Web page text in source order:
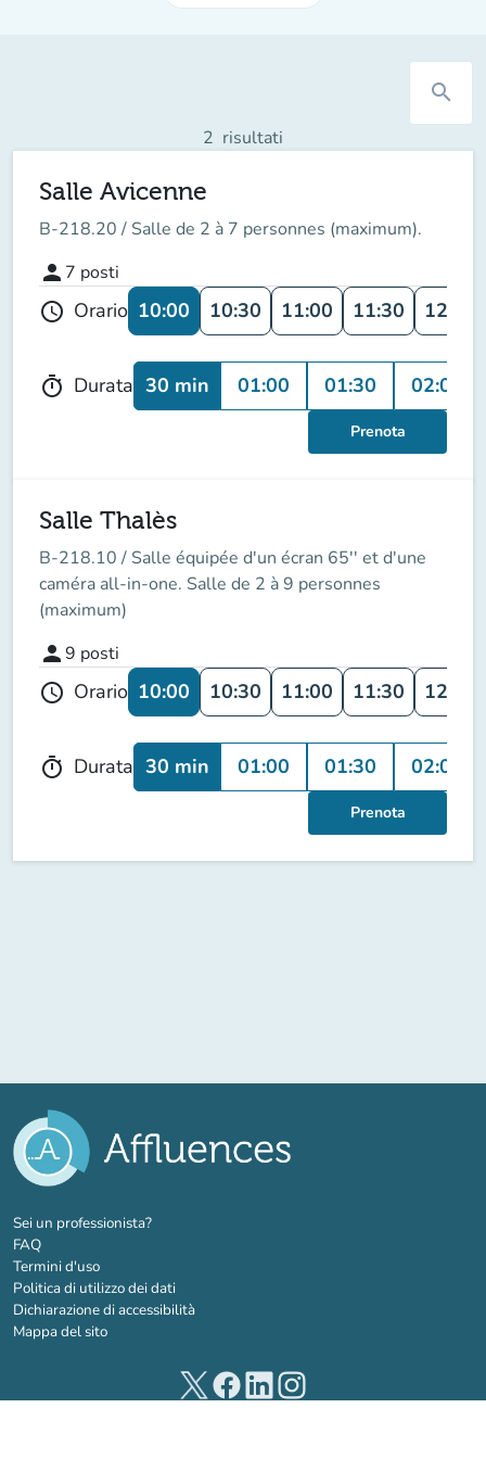
search
2 risultati
Salle Avicenne
B-218.20 / Salle de 2 à 7 personnes (maximum).
person 7 posti
schedule Orario 10:00 10:30 11:00 11:30 12:00
timer Durata 30 min 01:00 01:30 02:00
Prenota
Salle Thalès
B-218.10 / Salle équipée d'un écran 65'' et d'une
caméra all-in-one. Salle de 2 à 9 personnes
(maximum)
person9 posti
schedule Orario 10:00 10:30 11:00 11:30 12:00
timer Durata 30 min 01:00 01:30 02:00
Prenota
Sei un professionista?(nuova scheda)
FAQ
Termini d'uso
Politica di utilizzo dei dati
Dichiarazione di accessibilità
Mappa del sito
(nuova scheda)
(nuova scheda)
(nuova scheda)